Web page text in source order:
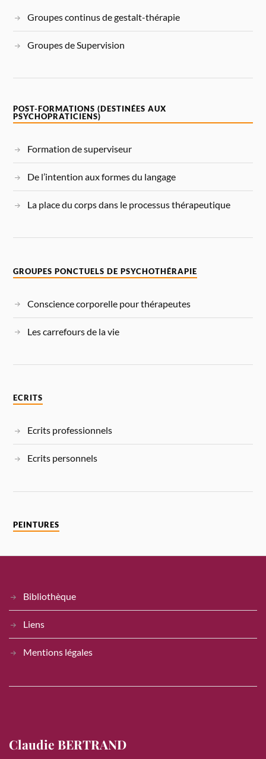
Groupes continus de gestalt-thérapie
Groupes de Supervision
POST-FORMATIONS (DESTINÉES AUX
PSYCHOPRATICIENS)
Formation de superviseur
De l’intention aux formes du langage
La place du corps dans le processus thérapeutique
GROUPES PONCTUELS DE PSYCHOTHÉRAPIE
Conscience corporelle pour thérapeutes
Les carrefours de la vie
ECRITS
Ecrits professionnels
Ecrits personnels
PEINTURES
Bibliothèque
Liens
Mentions légales
Claudie BERTRAND